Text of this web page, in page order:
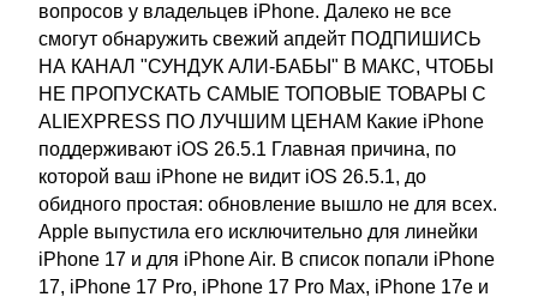
вопросов у владельцев iPhone. Далеко не все
смогут обнаружить свежий апдейт ПОДПИШИСЬ
НА КАНАЛ "СУНДУК АЛИ-БАБЫ" В МАКС, ЧТОБЫ
НЕ ПРОПУСКАТЬ САМЫЕ ТОПОВЫЕ ТОВАРЫ С
ALIEXPRESS ПО ЛУЧШИМ ЦЕНАМ Какие iPhone
поддерживают iOS 26.5.1 Главная причина, по
которой ваш iPhone не видит iOS 26.5.1, до
обидного простая: обновление вышло не для всех.
Apple выпустила его исключительно для линейки
iPhone 17 и для iPhone Air. В список попали iPhone
17, iPhone 17 Pro, iPhone 17 Pro Max, iPhone 17e и